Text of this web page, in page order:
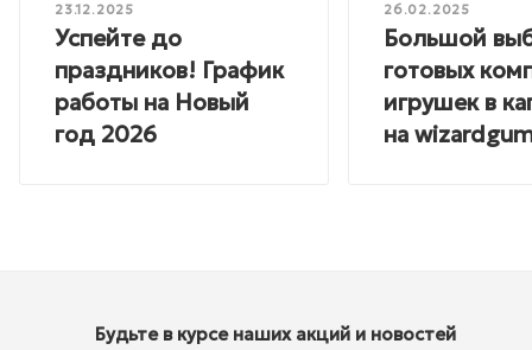
23.12.2025
Успейте до
праздников! График
работы на Новый
год 2026
26.02.2025
Большой
готовых
игрушек в
на
Будьте в курсе наших акций и новостей